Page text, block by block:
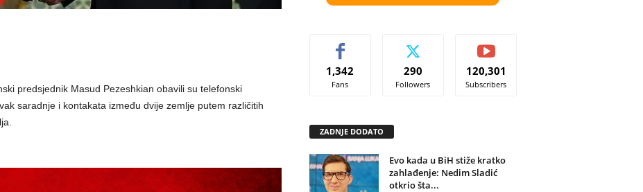
predsjednik Masud Pezeshkian obavili su telefonski
saradnje i kontakata između dvije zemlje putem različitih
1,342
Fans
290
Followers
120,301
Subscribers
ZADNJE DODATO
Evo kada u BiH stiže kratko
zahlađenje: Nedim Sladić
otkrio šta...